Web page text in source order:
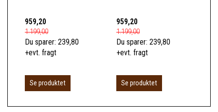
959,20
1.199,00
Du sparer: 239,80
+evt. fragt
Se produktet
959,20
1.199,00
Du sparer: 239,80
+evt. fragt
Se produktet